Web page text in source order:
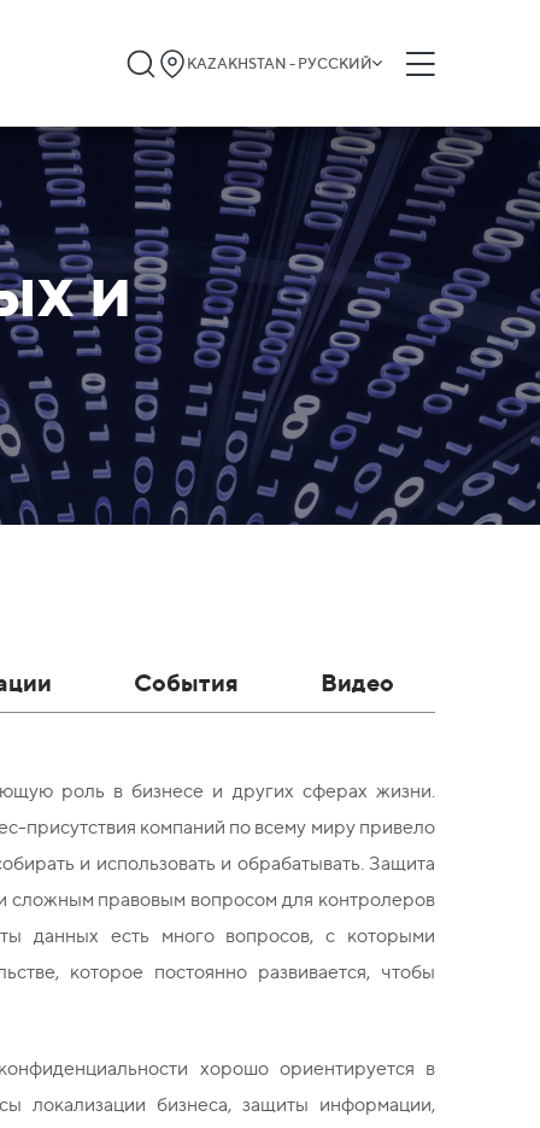
KAZAKHSTAN - РУССКИЙ
и
События Видео
роль в бизнесе и других сферах жизни.
присутствия компаний по всему миру привело
и использовать и обрабатывать. Защита
сложным правовым вопросом для контролеров
данных есть много вопросов, с которыми
которое постоянно развивается, чтобы
хорошо ориентируется в
локализации бизнеса, защиты информации,